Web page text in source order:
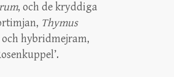
, och de kryddiga
Thymus
och hybridmejram,